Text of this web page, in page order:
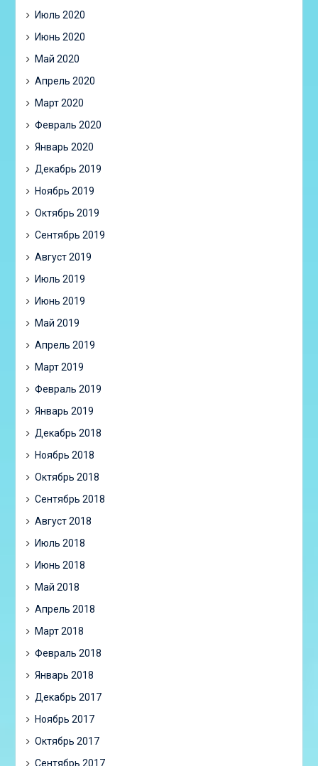
Июль 2020
Июнь 2020
Май 2020
Апрель 2020
Март 2020
Февраль 2020
Январь 2020
Декабрь 2019
Ноябрь 2019
Октябрь 2019
Сентябрь 2019
Август 2019
Июль 2019
Июнь 2019
Май 2019
Апрель 2019
Март 2019
Февраль 2019
Январь 2019
Декабрь 2018
Ноябрь 2018
Октябрь 2018
Сентябрь 2018
Август 2018
Июль 2018
Июнь 2018
Май 2018
Апрель 2018
Март 2018
Февраль 2018
Январь 2018
Декабрь 2017
Ноябрь 2017
Октябрь 2017
Сентябрь 2017